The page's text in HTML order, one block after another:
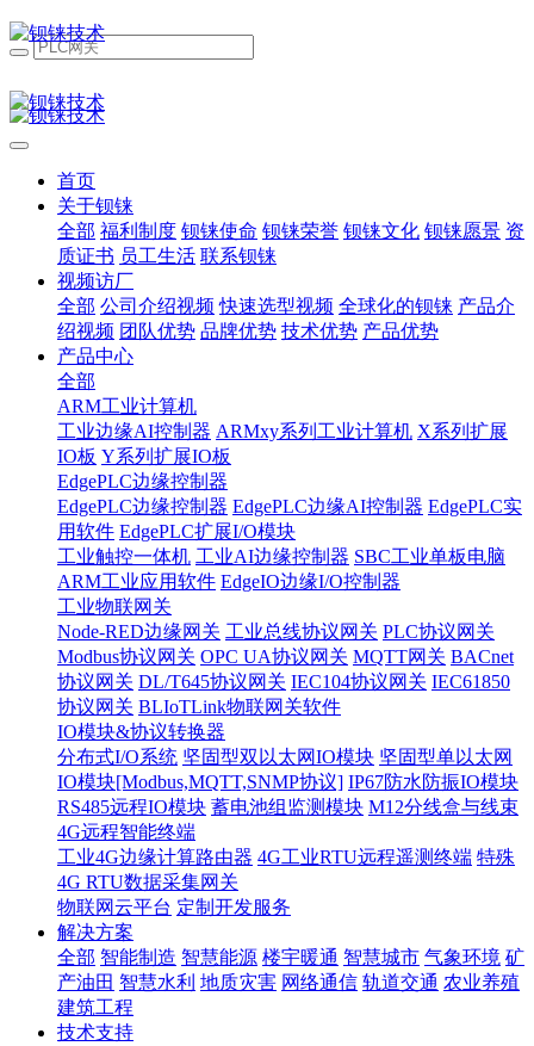
首页
关于钡铼
全部 福利制度 钡铼使命 钡铼荣誉 钡铼文化 钡铼愿景 资
质证书 员工生活 联系钡铼
视频访厂
全部 公司介绍视频 快速选型视频 全球化的钡铼 产品介
绍视频 团队优势 品牌优势 技术优势 产品优势
产品中心
全部
ARM工业计算机
工业边缘AI控制器 ARMxy系列工业计算机 X系列扩展
IO板 Y系列扩展IO板
EdgePLC边缘控制器
EdgePLC边缘控制器 EdgePLC边缘AI控制器 EdgePLC实
用软件 EdgePLC扩展I/O模块
工业触控一体机 工业AI边缘控制器 SBC工业单板电脑
ARM工业应用软件 EdgeIO边缘I/O控制器
工业物联网关
Node-RED边缘网关 工业总线协议网关 PLC协议网关
Modbus协议网关 OPC UA协议网关 MQTT网关 BACnet
协议网关 DL/T645协议网关 IEC104协议网关 IEC61850
协议网关 BLIoTLink物联网关软件
IO模块&协议转换器
分布式I/O系统 坚固型双以太网IO模块 坚固型单以太网
IO模块[Modbus,MQTT,SNMP协议] IP67防水防振IO模块
RS485远程IO模块 蓄电池组监测模块 M12分线盒与线束
4G远程智能终端
工业4G边缘计算路由器 4G工业RTU远程遥测终端 特殊
4G RTU数据采集网关
物联网云平台 定制开发服务
解决方案
全部 智能制造 智慧能源 楼宇暖通 智慧城市 气象环境 矿
产油田 智慧水利 地质灾害 网络通信 轨道交通 农业养殖
建筑工程
技术支持